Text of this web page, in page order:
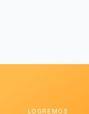
LOGREMOS